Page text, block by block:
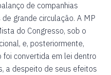
de companhias
grande circulação. A MP
do Congresso, sob o
e, posteriormente,
foi convertida em lei dentro
a despeito de seus efeitos